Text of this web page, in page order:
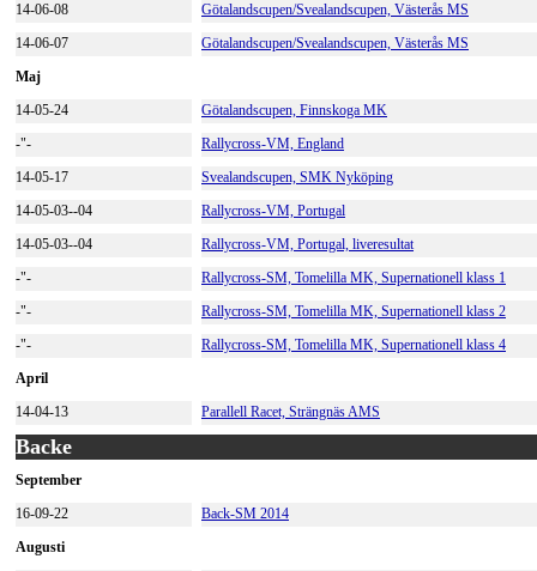
14-06-08
Götalandscupen/Svealandscupen, Västerås MS
14-06-07
Götalandscupen/Svealandscupen, Västerås MS
Maj
14-05-24
Götalandscupen, Finnskoga MK
-"-
Rallycross-VM, England
14-05-17
Svealandscupen, SMK Nyköping
14-05-03--04
Rallycross-VM, Portugal
14-05-03--04
Rallycross-VM, Portugal, liveresultat
-"-
Rallycross-SM, Tomelilla MK, Supernationell klass 1
-"-
Rallycross-SM, Tomelilla MK, Supernationell klass 2
-"-
Rallycross-SM, Tomelilla MK, Supernationell klass 4
April
14-04-13
Parallell Racet, Strängnäs AMS
Backe
September
16-09-22
Back-SM 2014
Augusti